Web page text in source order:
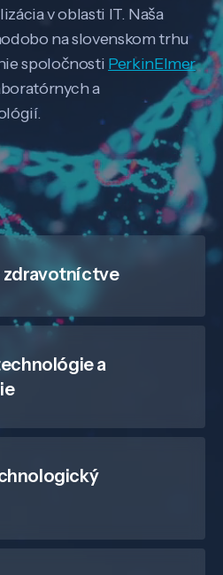
v oblasti IT. Naša
na slovenskom trhu
spoločnosti PerkinElmer
a
zdravotníctve
a